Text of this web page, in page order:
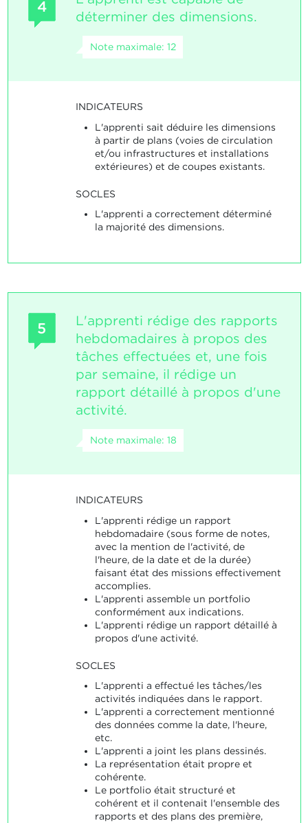
4
déterminer des dimensions.
Note maximale: 12
INDICATEURS
L'apprenti sait déduire les dimensions
à partir de plans (voies de circulation
et/ou infrastructures et installations
extérieures) et de coupes existants.
SOCLES
L'apprenti a correctement déterminé
la majorité des dimensions.
5
L'apprenti rédige des rapports
hebdomadaires à propos des
tâches effectuées et, une fois
par semaine, il rédige un
rapport détaillé à propos d'une
activité.
Note maximale: 18
INDICATEURS
L'apprenti rédige un rapport
hebdomadaire (sous forme de notes,
avec la mention de l'activité, de
l'heure, de la date et de la durée)
faisant état des missions effectivement
accomplies.
L'apprenti assemble un portfolio
conformément aux indications.
L'apprenti rédige un rapport détaillé à
propos d'une activité.
SOCLES
L'apprenti a effectué les tâches/les
activités indiquées dans le rapport.
L'apprenti a correctement mentionné
des données comme la date, l'heure,
etc.
L'apprenti a joint les plans dessinés.
La représentation était propre et
cohérente.
Le portfolio était structuré et
cohérent et il contenait l'ensemble des
rapports et des plans des première,